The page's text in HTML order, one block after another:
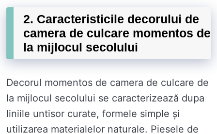
2. Caracteristicile decorului de
camera de culcare momentos de
la mijlocul secolului
Decorul momentos de camera de culcare de
la mijlocul secolului se caracterizează dupa
liniile untisor curate, formele simple și
utilizarea materialelor naturale. Piesele de